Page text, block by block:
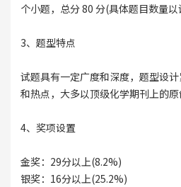
个小题，总分 80 分(具体题目数量
3、题型特点
试题具有一定广度和深度，题型设
和热点，大多以顶级化学期刊上的原
4、奖项设置
金奖：29分以上(8.2%)
银奖：16分以上(25.2%)